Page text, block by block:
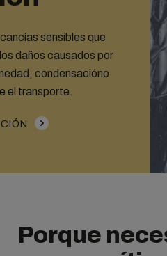
sensibles que
daños causados por
condensacióno
el transporte.
Porque